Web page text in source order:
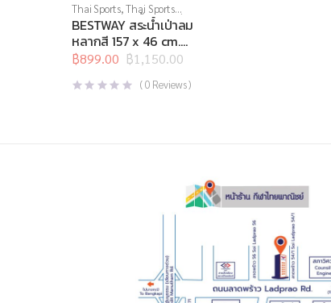
Thai Sports,Thai Sports
Brand,กีฬาทางน้ำ,สินค้าล็อต
สุดท้าย ,อุปกรณ์ทางน้ำอื่นๆ
BESTWAY สระน้ำเป่าลม
หลากสี 157 x 46 cm.
(อัน)
฿1,150.00
Original
price
was:
฿899.00
Current
price
is:
(0 Reviews )